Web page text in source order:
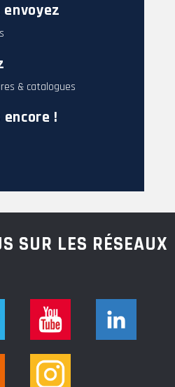
& catalogues
!
SUR LES RÉSEAUX